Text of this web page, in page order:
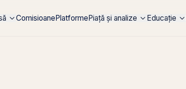
ComisioanePlatformePiață și analize Educație